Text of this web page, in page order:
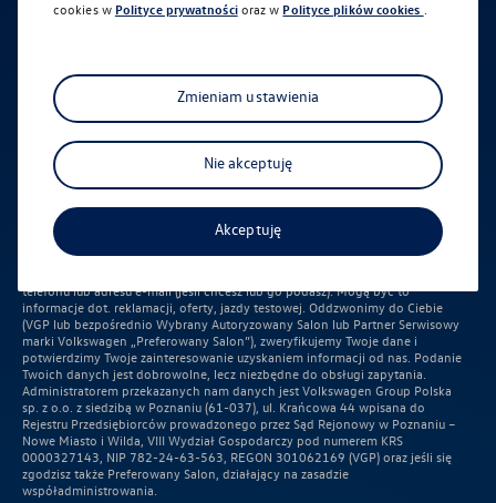
Aktualna oferta serwisowa
Profesjonalna opieka nad Twoim pojazdem z
gwarancją jakości.
Numer telefonu *
* pola wymagane
Pozostawienie przez Ciebie danych i wysłanie formularza oznacza Twoją
zgodę na skontaktowanie się Tobą w celu udzielenia odpowiedzi na Twoje
telefonu lub adresu e-mail (jeśli chcesz lub go podasz). Mogą być to
informacje dot. reklamacji, oferty, jazdy testowej. Oddzwonimy do Ciebie
(VGP lub bezpośrednio Wybrany Autoryzowany Salon lub Partner Serwisowy
marki Volkswagen „Preferowany Salon”), zweryfikujemy Twoje dane i
potwierdzimy Twoje zainteresowanie uzyskaniem informacji od nas. Podanie
Twoich danych jest dobrowolne, lecz niezbędne do obsługi zapytania.
Administratorem przekazanych nam danych jest Volkswagen Group Polska
sp. z o.o. z siedzibą w Poznaniu (61-037), ul. Krańcowa 44 wpisana do
Rejestru Przedsiębiorców prowadzonego przez Sąd Rejonowy w Poznaniu –
Nowe Miasto i Wilda, VIII Wydział Gospodarczy pod numerem KRS
0000327143, NIP 782-24-63-563, REGON 301062169 (VGP) oraz jeśli się
zgodzisz także Preferowany Salon, działający na zasadzie
współadministrowania.
cookies w Polityce prywatnościoraz w Polityce plików cookies .
Zmieniam ustawienia
Nie akceptuję
Akceptuję